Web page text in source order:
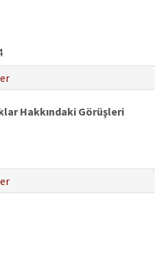
Hakkındaki Görüşleri